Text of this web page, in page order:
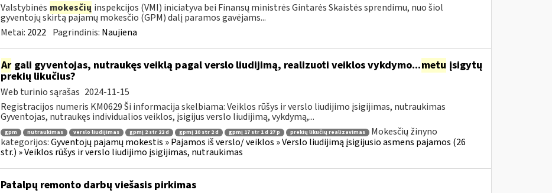
Valstybinės mokesčių inspekcijos (VMI) iniciatyva bei Finansų ministrės Gintarės Skaistės sprendimu, nuo šiol
gyventojų skirtą pajamų mokesčio (GPM) dalį paramos gavėjams...
Metai: 2022 Pagrindinis: Naujiena
Argali gyventojas, nutraukęs veiklą pagal verslo liudijimą, realizuoti veiklos vykdymo...metu įsigytų
prekių likučius?
Web turinio sąrašas 2024-11-15
Registracijos numeris KM0629 Ši informacija skelbiama: Veiklos rūšys ir verslo liudijimo įsigijimas, nutraukimas
Gyventojas, nutraukęs individualios veiklos, įsigijus verslo liudijimą, vykdymą,...
gpm nutraukimas verslo liudijimas gpmį 2 str 22 d gpmį 10 str 2 d gpmį 17 str 1 d 27 p prekių likučių realizavimas
Mokesčių žinyno
kategorijos:Gyventojų pajamų mokestis » Pajamos iš verslo/ veiklos » Verslo liudijimą įsigijusio asmens pajamos (26
str.) » Veiklos rūšys ir verslo liudijimo įsigijimas, nutraukimas
Patalpų remonto darbų viešasis pirkimas